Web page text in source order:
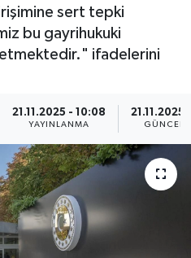
sert tepki
bu gayrihukuki
ifadelerini
21.11.2025 - 10:08
YAYINLANMA
21.11.2025